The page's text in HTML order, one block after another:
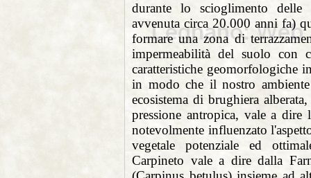
durante loscioglimento
avvenuta circa 20.000 anni fa)
formare una zonadi
impermeabilità del suolo con
caratteristiche geomorfologiche
in modo che ilnostro
ecosistema dibrughiera
pressione antropica, vale a dire
notevolmente influenzato
vegetale potenziale ed
Carpineto vale a dire dalla